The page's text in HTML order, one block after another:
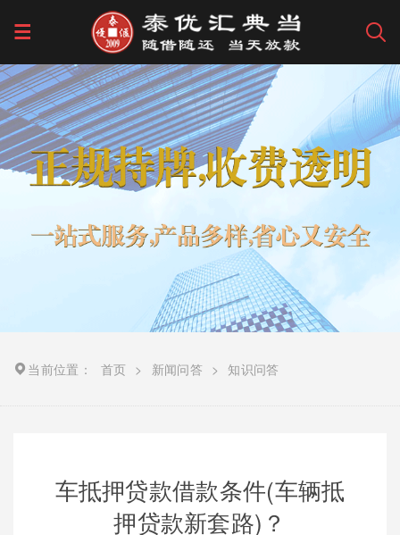
当前位置： 首页 > 新闻问答 > 知识问答
车抵押贷款借款条件(车辆抵
押贷款新套路)？